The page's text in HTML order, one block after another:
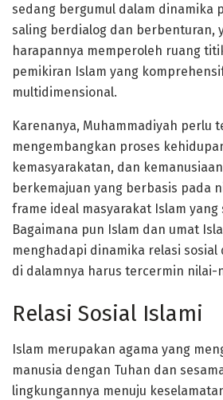
sedang bergumul dalam dinamika
saling berdialog dan berbenturan,
harapannya memperoleh ruang
pemikiran Islam yang
multidimensional.
Karenanya, Muhammadiyah perlu
mengembangkan proses
kemasyarakatan, dan
berkemajuan yang berbasis pada
frame ideal masyarakat Islam
Bagaimana pun Islam dan umat
menghadapi dinamika relasi
di dalamnya harus tercermin nilai-
Relasi Sosial Islami
Islam merupakan agama yang
manusia dengan Tuhan dan
lingkungannya menuju